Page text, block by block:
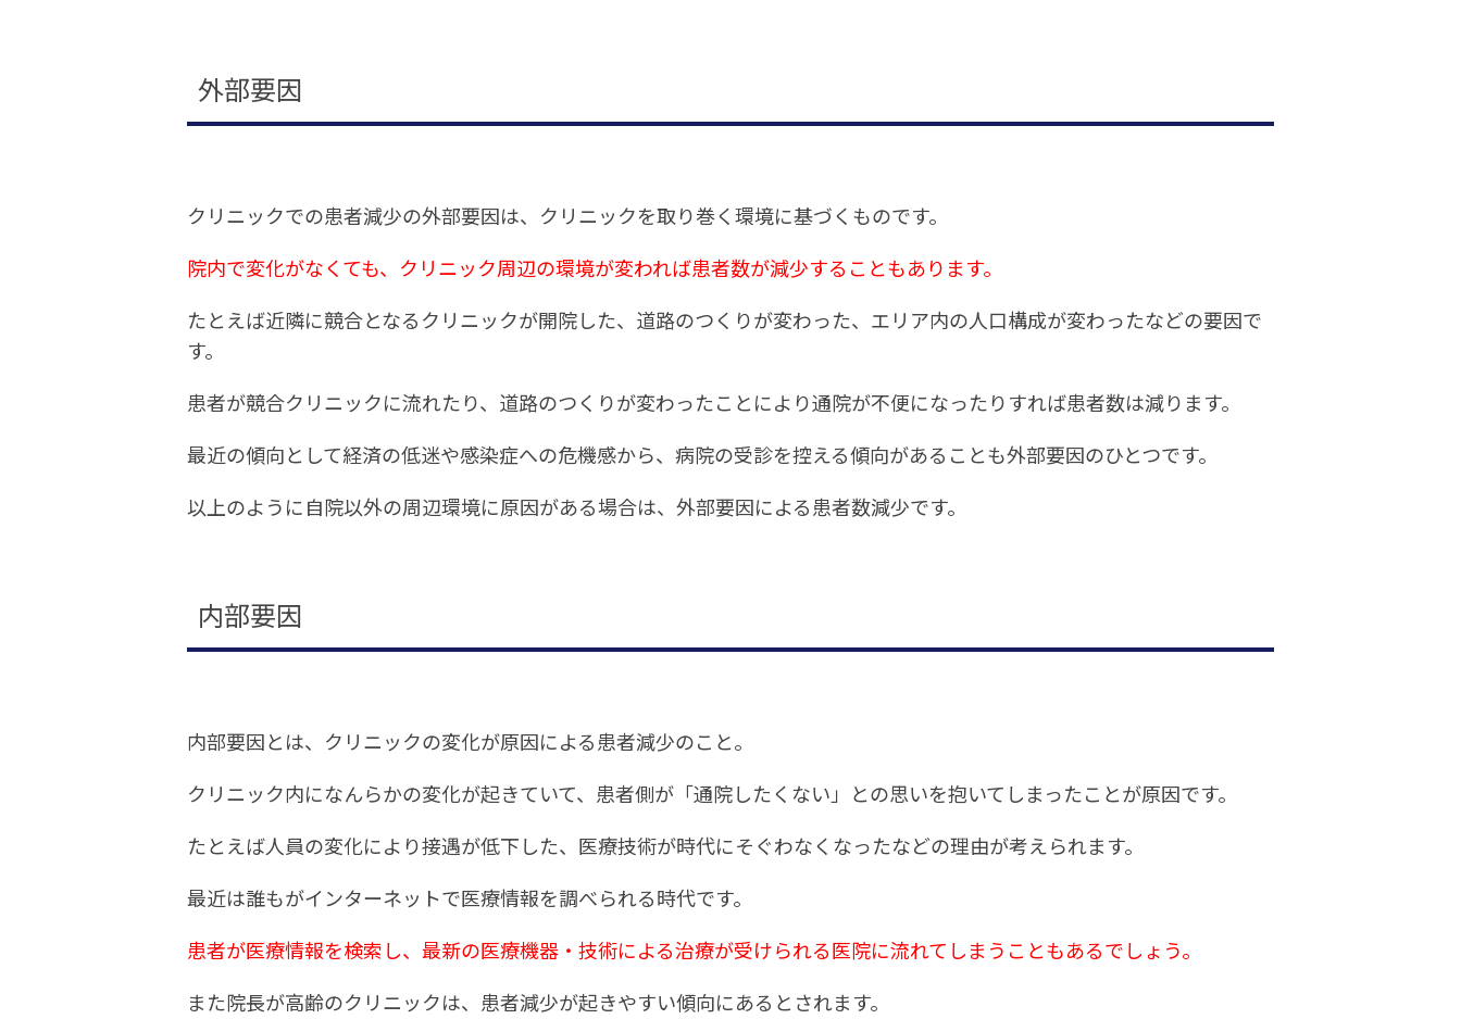
外部要因
クリニックでの患者減少の外部要因は、クリニックを取り巻く環境に基づくものです。
院内で変化がなくても、クリニック周辺の環境が変われば患者数が減少することもあります。
たとえば近隣に競合となるクリニックが開院した、道路のつくりが変わった、エリア内の人口構成が変わったなどの要因で
す。
患者が競合クリニックに流れたり、道路のつくりが変わったことにより通院が不便になったりすれば患者数は減ります。
最近の傾向として経済の低迷や感染症への危機感から、病院の受診を控える傾向があることも外部要因のひとつです。
以上のように自院以外の周辺環境に原因がある場合は、外部要因による患者数減少です。
内部要因
内部要因とは、クリニックの変化が原因による患者減少のこと。
クリニック内になんらかの変化が起きていて、患者側が「通院したくない」との思いを抱いてしまったことが原因です。
たとえば人員の変化により接遇が低下した、医療技術が時代にそぐわなくなったなどの理由が考えられます。
最近は誰もがインターネットで医療情報を調べられる時代です。
患者が医療情報を検索し、最新の医療機器・技術による治療が受けられる医院に流れてしまうこともあるでしょう。
また院長が高齢のクリニックは、患者減少が起きやすい傾向にあるとされます。